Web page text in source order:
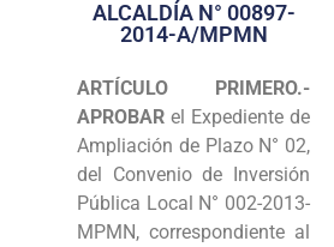
Programas
Intranet
ALCALDÍA N° 00897-
2014-A/MPMN
ARTÍCULO PRIMERO.-
APROBAR el Expediente de
Ampliación de Plazo N° 02,
del Convenio de Inversión
Pública Local N° 002-2013-
MPMN, correspondiente al